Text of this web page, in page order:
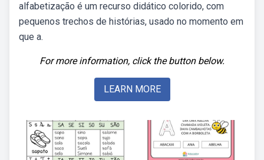
alfabetização é um recurso didático colorido, com
pequenos trechos de histórias, usado no momento em
que a.
For more information, click the button below.
LEARN MORE